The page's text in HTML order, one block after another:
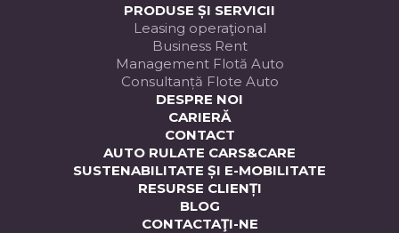
PRODUSE ȘI SERVICII
Leasing operaţional
Business Rent
Management Flotă Auto
Consultanță Flote Auto
DESPRE NOI
CARIERĂ
CONTACT
AUTO RULATE CARS&CARE
SUSTENABILITATE ȘI E-MOBILITATE
RESURSE CLIENȚI
BLOG
CONTACTAŢI-NE